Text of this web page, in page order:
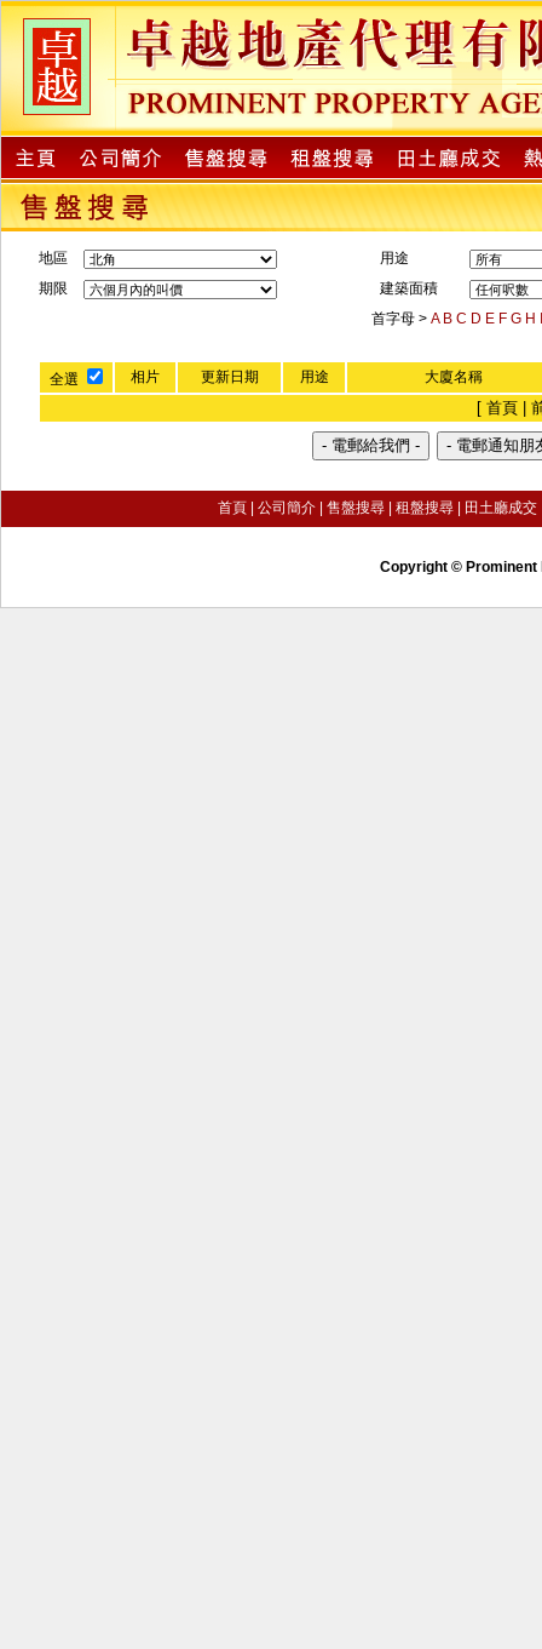
地區
用途
期限
建築面積
首字母 > A B C D E F G H
全選 相片 更新日期 用途 大廈名稱
[ 首頁 |
首頁 公司簡介 售盤搜尋 租盤搜尋 | 田土廳成交
Copyright © Prominent